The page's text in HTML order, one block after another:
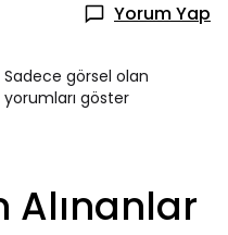
Yorum Yap
Sadece görsel olan
yorumları göster
Alınanlar